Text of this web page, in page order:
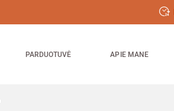
PARDUOTUVĖ APIE MANE